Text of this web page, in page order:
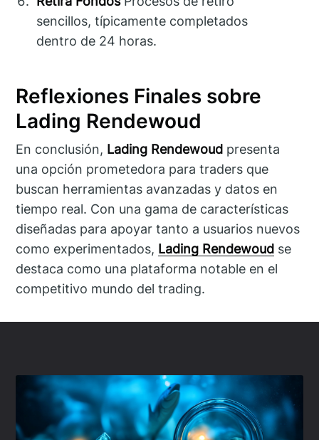
sencillos, típicamente completados
dentro de 24 horas.
Reflexiones Finales sobre
Lading Rendewoud
En conclusión, Lading Rendewoud presenta
una opción prometedora para traders que
buscan herramientas avanzadas y datos en
tiempo real. Con una gama de características
diseñadas para apoyar tanto a usuarios nuevos
como experimentados, Lading Rendewoud se
destaca como una plataforma notable en el
competitivo mundo del trading.